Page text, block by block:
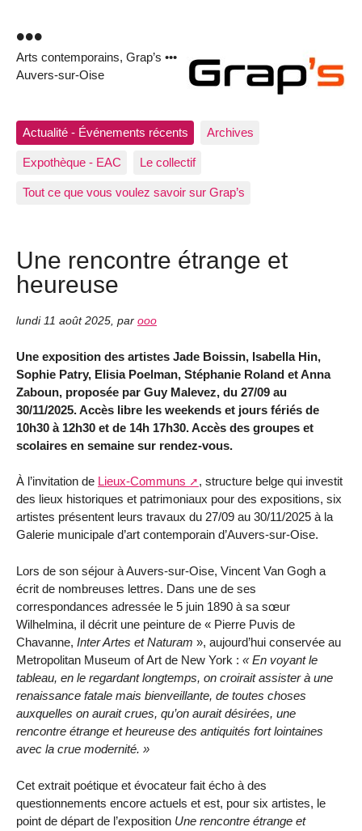
•••
Arts contemporains, Grap’s •••
Auvers-sur-Oise
Actualité - Événements récents Archives
Expothèque - EAC Le collectif
Tout ce que vous voulez savoir sur Grap’s
Une rencontre étrange et
heureuse
lundi 11 août 2025 par ooo
Une exposition des artistes Jade Boissin, Isabella Hin,
Sophie Patry, Elisia Poelman, Stéphanie Roland et Anna
Zaboun, proposée par Guy Malevez, du 27/09 au
30/11/2025. Accès libre les weekends et jours fériés de
10h30 à 12h30 et de 14h 17h30. Accès des groupes et
scolaires en semaine sur rendez-vous.
À l’invitation de Lieux-Communs
, structure belge qui investit
des lieux historiques et patrimoniaux pour des expositions, six
artistes présentent leurs travaux du 27/09 au 30/11/2025 à la
Galerie municipale d’art contemporain d’Auvers-sur-Oise.
Lors de son séjour à Auvers-sur-Oise, Vincent Van Gogh a
écrit de nombreuses lettres. Dans une de ses
correspondances adressée le 5 juin 1890 à sa sœur
Wilhelmina, il décrit une peinture de « Pierre Puvis de
Chavanne, Inter Artes et Naturam », aujourd’hui conservée au
Metropolitan Museum of Art de New York : « En voyant le
tableau, en le regardant longtemps, on croirait assister à une
renaissance fatale mais bienveillante, de toutes choses
auxquelles on aurait crues, qu’on aurait désirées, une
rencontre étrange et heureuse des antiquités fort lointaines
avec la crue modernité. »
Cet extrait poétique et évocateur fait écho à des
questionnements encore actuels et est, pour six artistes, le
point de départ de l’exposition Une rencontre étrange et